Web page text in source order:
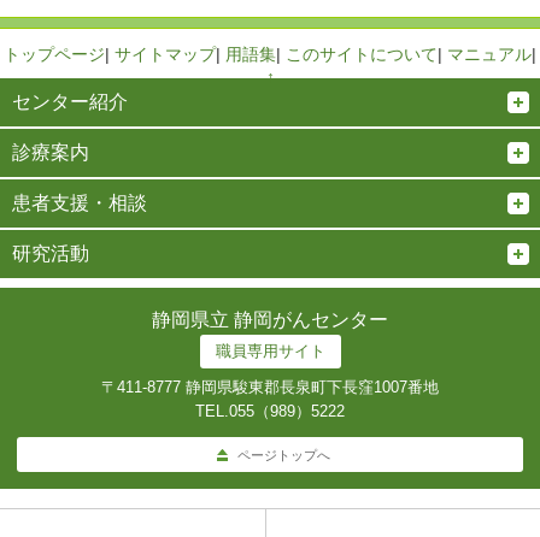
トップページ| サイトマップ| 用語集| このサイトについて| マニュアル|
↑
センター紹介
診療案内
患者支援・相談
研究活動
静岡県立 静岡がんセンター
職員専用サイト
〒411-8777 静岡県駿東郡長泉町下長窪1007番地
TEL.055（989）5222
ページトップへ